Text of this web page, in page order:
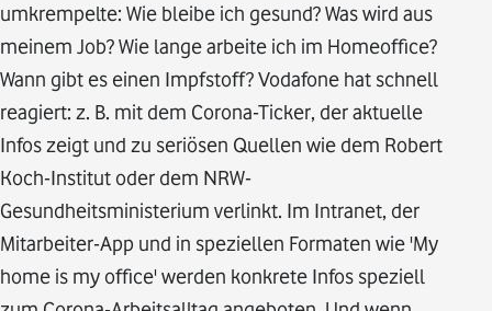
umkrempelte: Wie bleibe ich gesund? Was wird aus
meinem Job? Wie lange arbeite ich im Homeoffice?
Wann gibt es einen Impfstoff? Vodafone hat schnell
reagiert: z. B. mit dem Corona-Ticker, der aktuelle
Infos zeigt und zu seriösen Quellen wie dem Robert
Koch-Institut oder dem NRW-
Gesundheitsministerium verlinkt. Im Intranet, der
Mitarbeiter-App und in speziellen Formaten wie 'My
home is my office' werden konkrete Infos speziell